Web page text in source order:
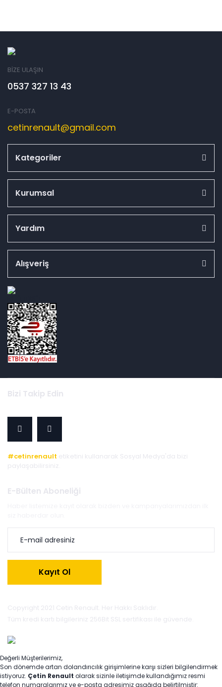
BİZE ULAŞIN
0537 327 13 43
E-POSTA
cetinrenault@gmail.com
Kategoriler
Kurumsal
Yardım
Alışveriş
Bizi Takip Edin
#cetinrenault etiketini kullanarak Sosyal Medya'da bizi
paylaşabilirsiniz.
E-Bülten Aboneliği
Kayıt Ol
Copyright 2021 Cetin Renault. Her Hakkı Saklıdır.
Tüm kredi kartı bilgileriniz 256Bit SSL sertifikası ile güvende.
Değerli Müşterilerimiz,
Son dönemde artan dolandırıcılık girişimlerine karşı sizleri bilgilendirmek
istiyoruz. Çetin Renault olarak sizinle iletişimde kullandığımız resmi
telefon numaralarımız ve e-posta adresimiz aşağıda belirtilmiştir: